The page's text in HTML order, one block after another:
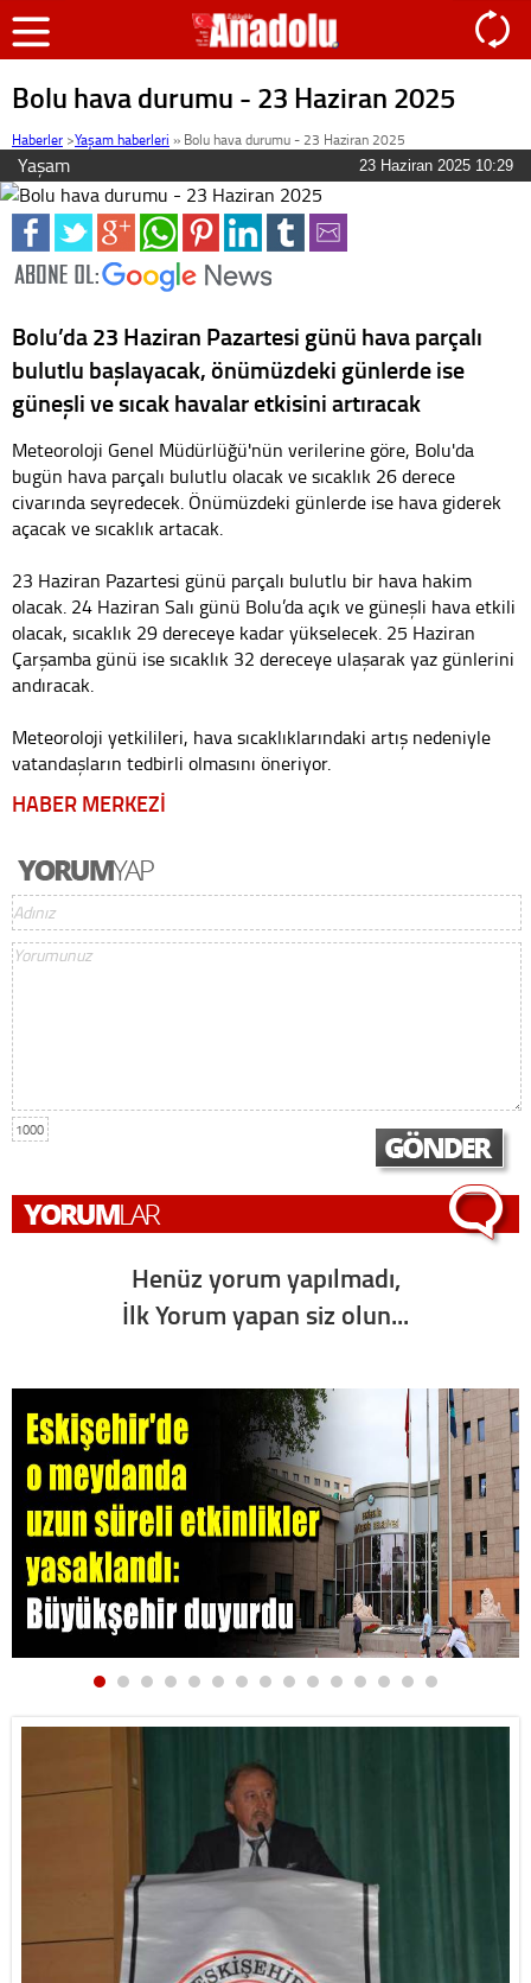
Bolu hava durumu - 23 Haziran 2025
Haberler >Yaşam haberleri » Bolu hava durumu - 23 Haziran 2025
Yaşam 23 Haziran 2025 10:29
Bolu’da 23 Haziran Pazartesi günü hava parçalı
bulutlu başlayacak, önümüzdeki günlerde ise
güneşli ve sıcak havalar etkisini artıracak
Meteoroloji Genel Müdürlüğü'nün verilerine göre, Bolu'da
bugün hava parçalı bulutlu olacak ve sıcaklık 26 derece
civarında seyredecek. Önümüzdeki günlerde ise hava giderek
açacak ve sıcaklık artacak.
23 Haziran Pazartesi günü parçalı bulutlu bir hava hakim
olacak. 24 Haziran Salı günü Bolu’da açık ve güneşli hava etkili
olacak, sıcaklık 29 dereceye kadar yükselecek. 25 Haziran
Çarşamba günü ise sıcaklık 32 dereceye ulaşarak yaz günlerini
andıracak.
Meteoroloji yetkilileri, hava sıcaklıklarındaki artış nedeniyle
vatandaşların tedbirli olmasını öneriyor.
HABER MERKEZİ
1000
Henüz yorum yapılmadı,
İlk Yorum yapan siz olun...